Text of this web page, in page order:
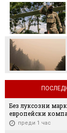
Без луксозни
европейски
преди 1 час